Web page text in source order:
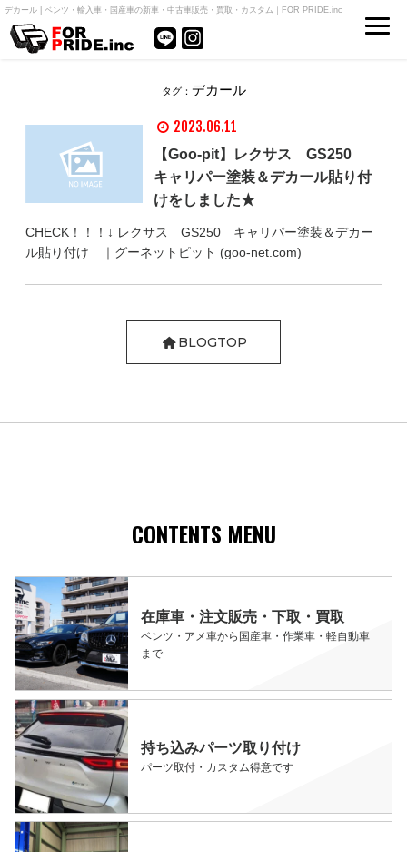
デカール | ベンツ・輸入車・国産車の新車・中古車販売・買取・カスタム｜FOR PRIDE.inc
タグ： デカール
2023.06.11
【Goo-pit】レクサス GS250
キャリパー塗装＆デカール貼り付
けをしました★
CHECK！！！↓ レクサス GS250 キャリパー塗装＆デカー
ル貼り付け ｜グーネットピット (goo-net.com)
BLOGTOP
CONTENTS MENU
在庫車・注文販売・下取・買取
ベンツ・アメ車から国産車・作業車・軽自動車
まで
持ち込みパーツ取り付け
パーツ取付・カスタム得意です